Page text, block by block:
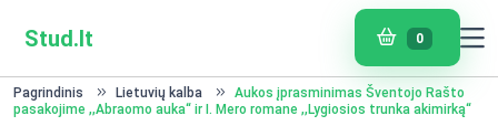
Stud.lt 0
Pagrindinis Lietuvių kalba
Aukos įprasminimas Šventojo Rašto
pasakojime ,,Abraomo auka“ ir I. Mero romane ,,Lygiosios trunka akimirką“